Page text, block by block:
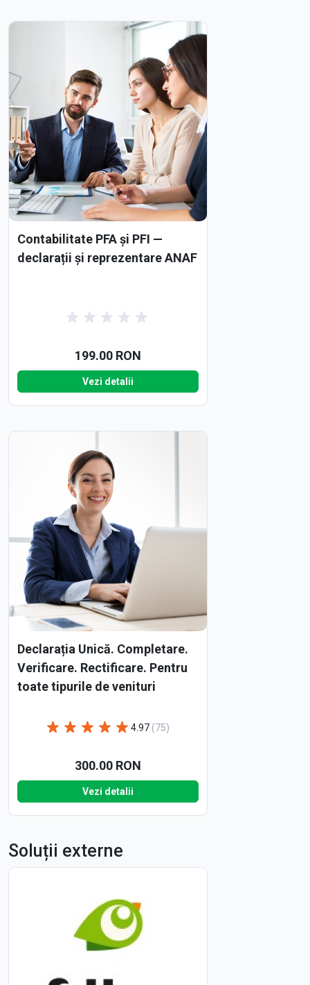
Contabilitate PFA și PFI —
declarații și reprezentare ANAF
199.00 RON
Vezi detalii
Declarația Unică. Completare.
Verificare. Rectificare. Pentru
toate tipurile de venituri
4.97 (75)
300.00 RON
Vezi detalii
Soluții externe